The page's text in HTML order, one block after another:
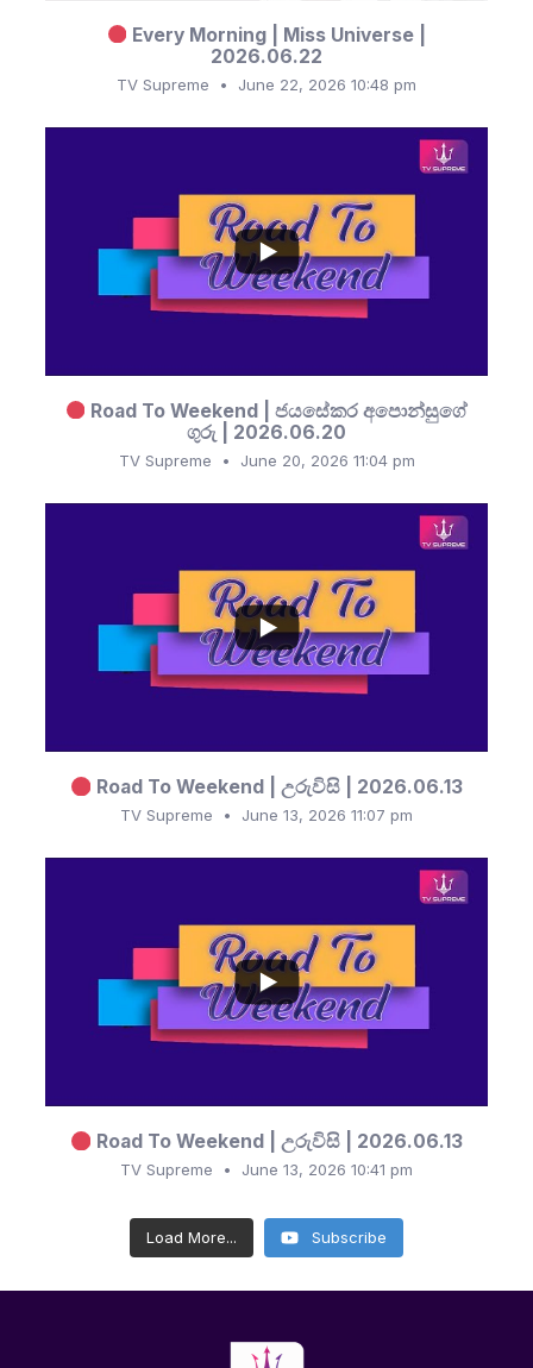
Every Morning | Miss Universe |
2026.06.22
TV Supreme June 22, 2026 10:48 pm
...
Road To Weekend | ජයසේකර අපොන්සුගේ
ගුරු | 2026.06.20
TV Supreme June 20, 2026 11:04 pm
...
Road To Weekend | උරුවිසි | 2026.06.13
TV Supreme June 13, 2026 11:07 pm
...
Road To Weekend | උරුවිසි | 2026.06.13
TV Supreme June 13, 2026 10:41 pm
Load More... Subscribe